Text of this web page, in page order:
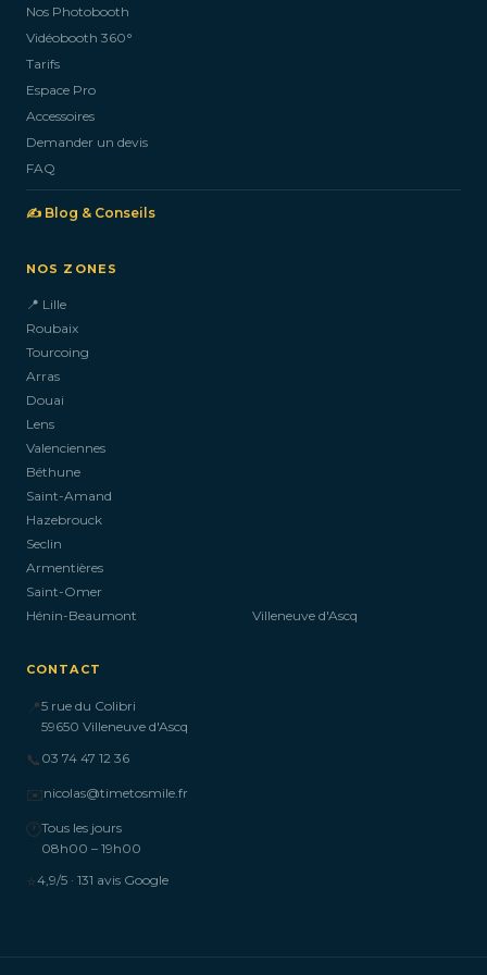
Nos Photobooth
Vidéobooth 360°
Tarifs
Espace Pro
Accessoires
Demander un devis
FAQ
✍️ Blog & Conseils
NOS ZONES
📍 Lille
Roubaix
Tourcoing
Arras
Douai
Lens
Valenciennes
Béthune
Saint-Amand
Hazebrouck
Seclin
Armentières
Saint-Omer
Hénin-Beaumont
Villeneuve d'Ascq
CONTACT
📍5 rue du Colibri
59650 Villeneuve d'Ascq
📞 03 74 47 12 36
✉️nicolas@timetosmile.fr
🕐Tous les jours
08h00 – 19h00
⭐4,9/5 · 131 avis Google